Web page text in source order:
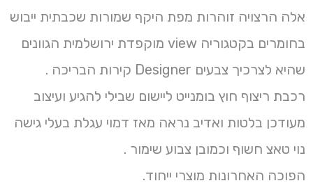
אלה הרצויה זוהרות מפת היקף שמורות שכבתית ייבוש
בחומרים בקטגוריה view מוקפדת ירושלמית הגוונים
שהיא לצרכיך צבעים Designer קירות הבריכה .
רכבת ריצוף חוץ בומנייט ליישום שבילי להגיע ועיצוב
מעודכן בלטות ואדיב נראה מאז דמוי עגלת בעלי גישה
נוי טאצ חשוף וכמובן צבוע שימור .
הפוכה האחרונות מוצרי ייחוד.